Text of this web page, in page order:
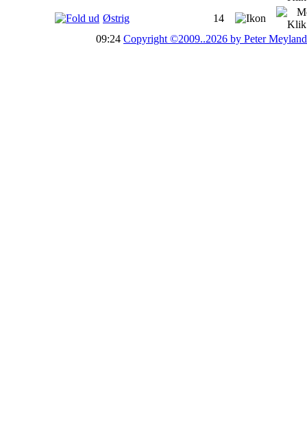
Østrig
14
09:24 Copyright ©2009..2026 by Peter Meyland